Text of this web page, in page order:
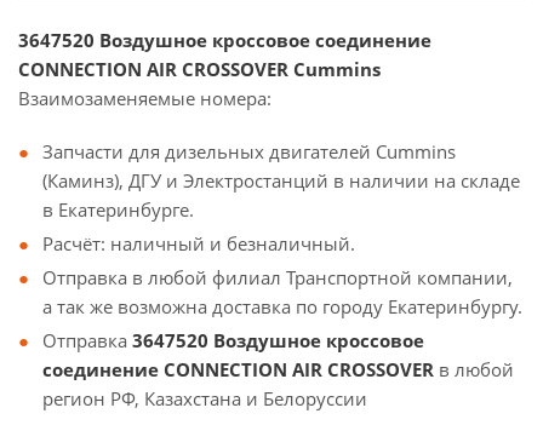
3647520 Воздушное кроссовое соединение
CONNECTION AIR CROSSOVER Cummins
Взаимозаменяемые номера:
Запчасти для дизельных двигателей Cummins
(Каминз), ДГУ и Электростанций в наличии на складе
в Екатеринбурге.
Расчёт: наличный и безналичный.
Отправка в любой филиал Транспортной компании,
а так же возможна доставка по городу Екатеринбургу.
Отправка 3647520 Воздушное кроссовое
соединение CONNECTION AIR CROSSOVER в любой
регион РФ, Казахстана и Белоруссии